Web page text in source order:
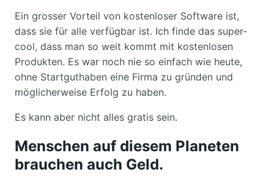
Ein grosser Vorteil von kostenloser Software ist,
dass sie für alle verfügbar ist. Ich finde das super-
cool, dass man so weit kommt mit kostenlosen
Produkten. Es war noch nie so einfach wie heute,
ohne Startguthaben eine Firma zu gründen und
möglicherweise Erfolg zu haben.
Es kann aber nicht alles gratis sein.
Menschen auf diesem Planeten
brauchen auch Geld.